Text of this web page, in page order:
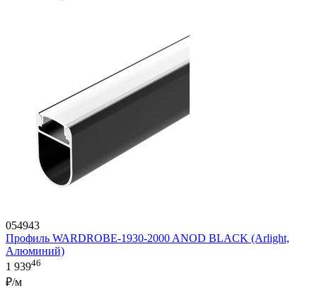
054943
Профиль WARDROBE-1930-2000 ANOD BLACK (Arlight,
Алюминий)
1 93946
₽/м